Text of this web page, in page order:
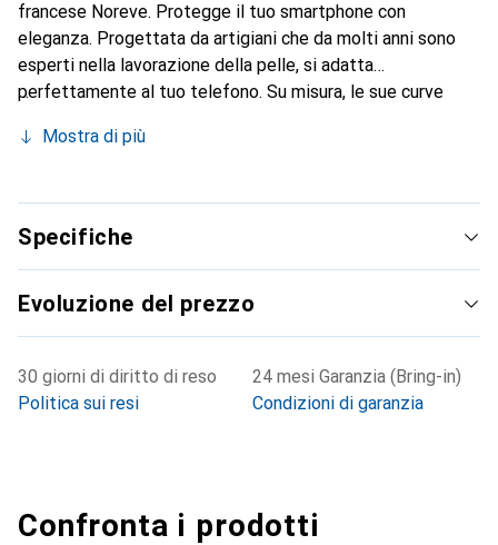
francese Noreve. Protegge il tuo smartphone con
eleganza. Progettata da artigiani che da molti anni sono
esperti nella lavorazione della pelle, si adatta
perfettamente al tuo telefono. Su misura, le sue curve
un accessorio chic e indispensabile per il tuo smartphone.
alta qualità, il marchio Noreve è una scelta sicura per una
clientela esigente.
Mostra di più
Specifiche
Evoluzione del prezzo
30 giorni di diritto di reso
Politica sui resi
24 mesi Garanzia (Bring-in)
Condizioni di garanzia
Confronta i prodotti